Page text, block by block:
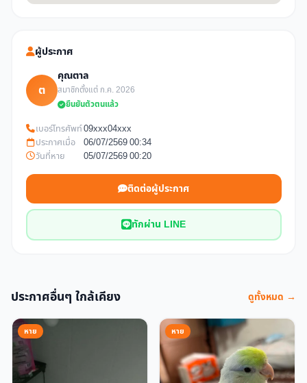
ผู้ประกาศ
ต
คุณตาล
สมาชิกตั้งแต่ ก.ค. 2026
ยืนยันตัวตนแล้ว
เบอร์โทรศัพท์09xxx04xxx
ประกาศเมื่อ
06/07/2569 00:34
วันที่หาย
05/07/2569 00:20
ติดต่อผู้ประกาศ
ทักผ่าน LINE
ประกาศอื่นๆ ใกล้เคียง ดูทั้งหมด →
หาย หาย